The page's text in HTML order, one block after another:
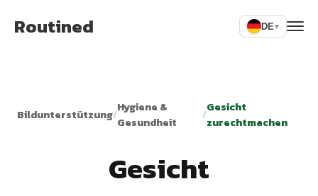
Routined DE▾
Bildunterstützung/Hygiene &
Gesundheit
/Gesicht
zurechtmachen
Gesicht